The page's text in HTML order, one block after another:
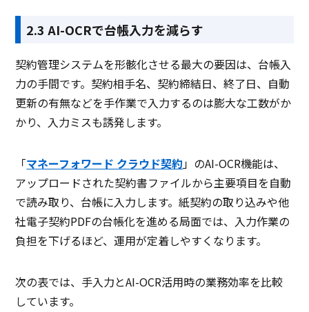
2.3 AI-OCRで台帳入力を減らす
契約管理システムを形骸化させる最大の要因は、台帳入
力の手間です。契約相手名、契約締結日、終了日、自動
更新の有無などを手作業で入力するのは膨大な工数がか
かり、入力ミスも誘発します。
「マネーフォワード クラウド契約 」のAI-OCR機能は、
アップロードされた契約書ファイルから主要項目を自動
で読み取り、台帳に入力します。紙契約の取り込みや他
社電子契約PDFの台帳化を進める局面では、入力作業の
負担を下げるほど、運用が定着しやすくなります。
次の表では、手入力とAI-OCR活用時の業務効率を比較
しています。